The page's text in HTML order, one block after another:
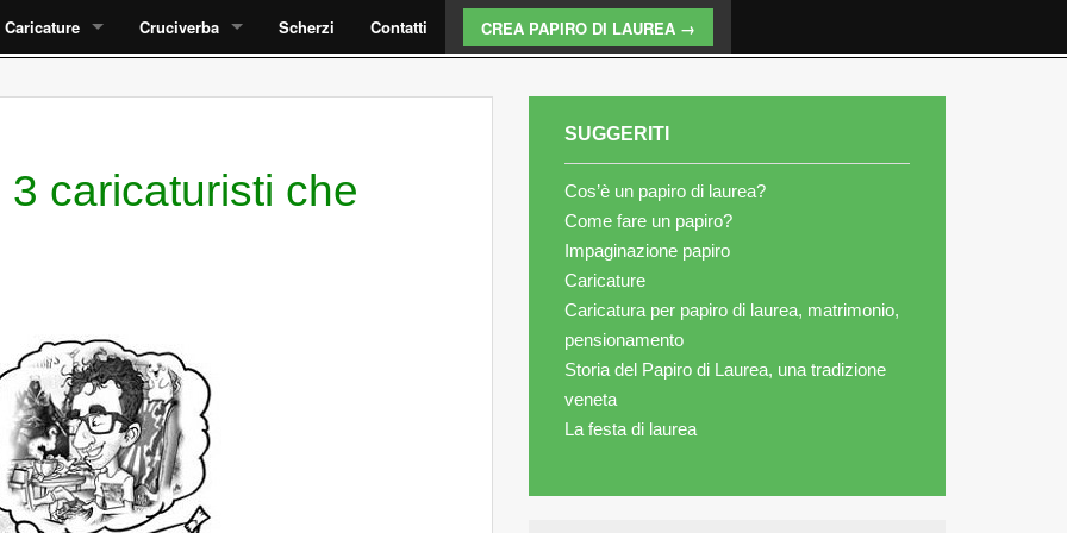
Caricature
Stile caricature
Cruciverba Scherzi Contatti CREA PAPIRO DI LAUREA →
caricaturisti che
SUGGERITI
Cos’è un papiro di laurea?
Come fare un papiro?
Impaginazione papiro
Caricature
Caricatura per papiro di laurea, matrimonio,
pensionamento
Storia del Papiro di Laurea, una tradizione
veneta
La festa di laurea